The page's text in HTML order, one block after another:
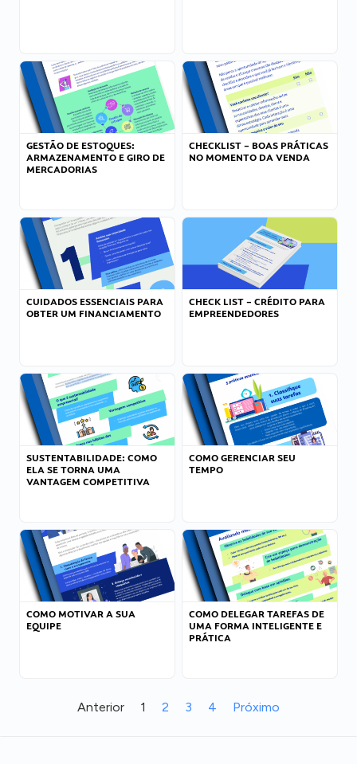
GESTÃO DE ESTOQUES:
ARMAZENAMENTO E GIRO DE
MERCADORIAS
CHECKLIST – BOAS PRÁTICAS
NO MOMENTO DA VENDA
CUIDADOS ESSENCIAIS PARA
OBTER UM FINANCIAMENTO
CHECK LIST – CRÉDITO PARA
EMPREENDEDORES
SUSTENTABILIDADE: COMO
ELA SE TORNA UMA
VANTAGEM COMPETITIVA
COMO GERENCIAR SEU
TEMPO
COMO MOTIVAR A SUA
EQUIPE
COMO DELEGAR TAREFAS DE
UMA FORMA INTELIGENTE E
PRÁTICA
Anterior 1 2 3 4 Próximo